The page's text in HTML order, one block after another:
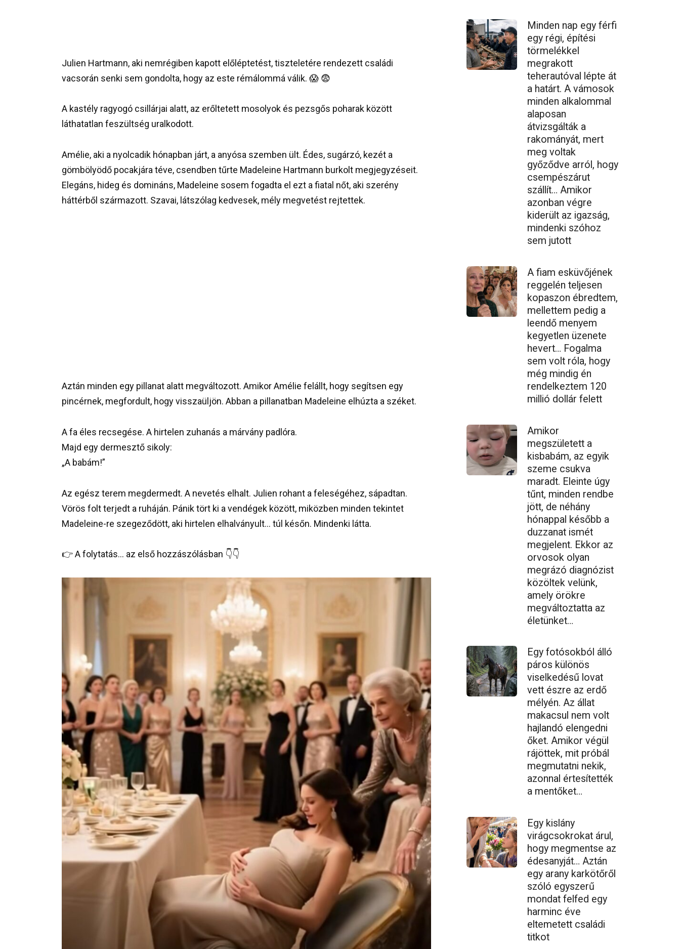
Julien Hartmann, aki nemrégiben kapott előléptetést, tiszteletére rendezett családi
vacsorán senki sem gondolta, hogy az este rémálommá válik. 😱 😨
A kastély ragyogó csillárjai alatt, az erőltetett mosolyok és pezsgős poharak között
láthatatlan feszültség uralkodott.
Amélie, aki a nyolcadik hónapban járt, a anyósa szemben ült. Édes, sugárzó, kezét a
gömbölyödő pocakjára téve, csendben tűrte Madeleine Hartmann burkolt megjegyzéseit.
Elegáns, hideg és domináns, Madeleine sosem fogadta el ezt a fiatal nőt, aki szerény
háttérből származott. Szavai, látszólag kedvesek, mély megvetést rejtettek.
Aztán minden egy pillanat alatt megváltozott. Amikor Amélie felállt, hogy segítsen egy
pincérnek, megfordult, hogy visszaüljön. Abban a pillanatban Madeleine elhúzta a széket.
A fa éles recsegése. A hirtelen zuhanás a márvány padlóra.
Majd egy dermesztő sikoly:
„A babám!”
Az egész terem megdermedt. A nevetés elhalt. Julien rohant a feleségéhez, sápadtan.
Vörös folt terjedt a ruháján. Pánik tört ki a vendégek között, miközben minden tekintet
Madeleine-re szegeződött, aki hirtelen elhalványult… túl későn. Mindenki látta.
👉 A folytatás… az első hozzászólásban 👇👇
Minden nap egy férfi
egy régi, építési
törmelékkel
megrakott
teherautóval lépte át
a határt. A vámosok
minden alkalommal
alaposan
átvizsgálták a
rakományát, mert
meg voltak
győződve arról, hogy
csempészárut
szállít… Amikor
azonban végre
kiderült az igazság,
mindenki szóhoz
sem jutott
A fiam esküvőjének
reggelén teljesen
kopaszon ébredtem,
mellettem pedig a
leendő menyem
kegyetlen üzenete
hevert… Fogalma
sem volt róla, hogy
még mindig én
rendelkeztem 120
millió dollár felett
Amikor
megszületett a
kisbabám, az egyik
szeme csukva
maradt. Eleinte úgy
tűnt, minden rendbe
jött, de néhány
hónappal később a
duzzanat ismét
megjelent. Ekkor az
orvosok olyan
megrázó diagnózist
közöltek velünk,
amely örökre
megváltoztatta az
életünket…
Egy fotósokból álló
páros különös
viselkedésű lovat
vett észre az erdő
mélyén. Az állat
makacsul nem volt
hajlandó elengedni
őket. Amikor végül
rájöttek, mit próbál
megmutatni nekik,
azonnal értesítették
a mentőket…
Egy kislány
virágcsokrokat árul,
hogy megmentse az
édesanyját… Aztán
egy arany karkötőről
szóló egyszerű
mondat felfed egy
harminc éve
eltemetett családi
titkot